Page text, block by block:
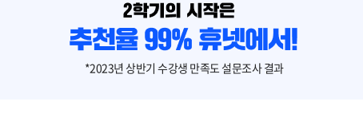
*2023년 상반기 수강생 만족도 설문조사 결과